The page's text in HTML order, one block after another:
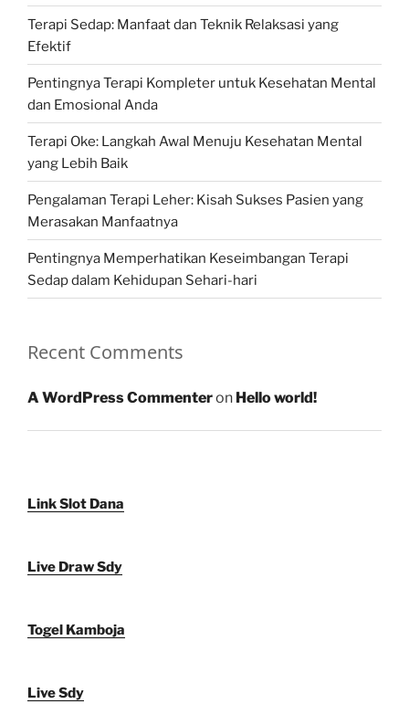
Terapi Sedap: Manfaat dan Teknik Relaksasi yang
Efektif
Pentingnya Terapi Kompleter untuk Kesehatan Mental
dan Emosional Anda
Terapi Oke: Langkah Awal Menuju Kesehatan Mental
yang Lebih Baik
Pengalaman Terapi Leher: Kisah Sukses Pasien yang
Merasakan Manfaatnya
Pentingnya Memperhatikan Keseimbangan Terapi
Sedap dalam Kehidupan Sehari-hari
Recent Comments
A WordPress Commenteron Hello world!
Link Slot Dana
Live Draw Sdy
Togel Kamboja
Live Sdy